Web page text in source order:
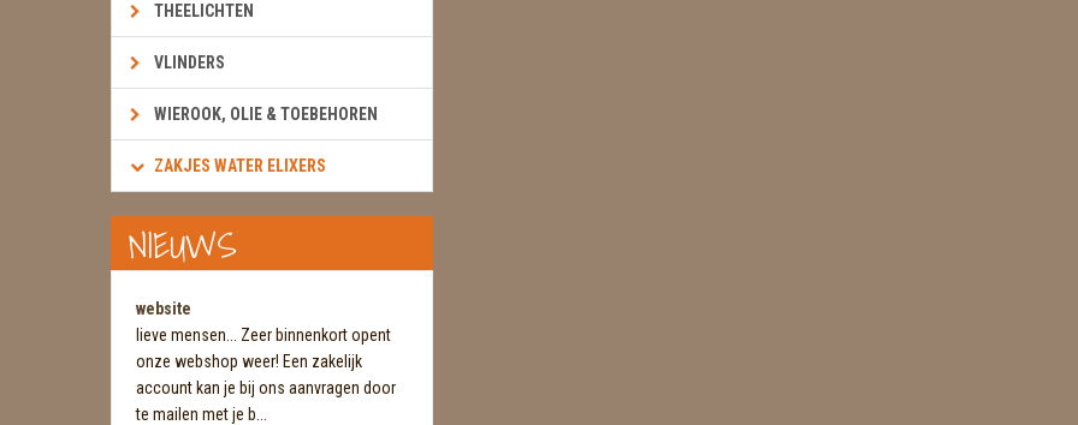
THEELICHTEN
VLINDERS
WIEROOK, OLIE & TOEBEHOREN
ZAKJES WATER ELIXERS
NIEUWS
website
lieve mensen... Zeer binnenkort opent
onze webshop weer! Een zakelijk
account kan je bij ons aanvragen door
te mailen met je b...